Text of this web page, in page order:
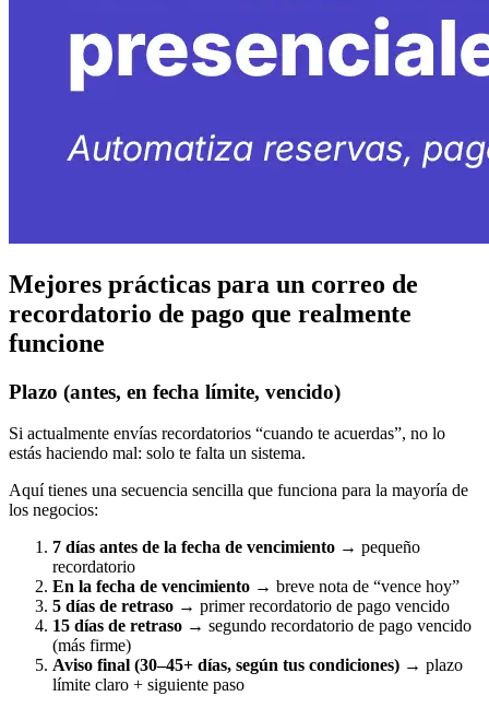
Mejores prácticas para un correo de
recordatorio de pago que realmente
funcione
Plazo (antes, en fecha límite, vencido)
Si actualmente envías recordatorios “cuando te acuerdas”, no lo
estás haciendo mal: solo te falta un sistema.
Aquí tienes una secuencia sencilla que funciona para la mayoría de
los negocios:
7 días antes de la fecha de vencimiento → pequeño
recordatorio
En la fecha de vencimiento → breve nota de “vence hoy”
5 días de retraso → primer recordatorio de pago vencido
15 días de retraso → segundo recordatorio de pago vencido
(más firme)
Aviso final (30–45+ días, según tus condiciones) → plazo
límite claro + siguiente paso